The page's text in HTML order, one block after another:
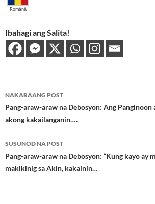
Română
Ibahagi ang Salita!
Post
navigation
NAKARAANG POST
Pang-araw-araw na Debosyon: Ang Panginoon
akong kakailanganin….
SUSUNOD NA POST
Pang-araw-araw na Debosyon: “Kung kayo ay
makikinig sa Akin, kakainin…